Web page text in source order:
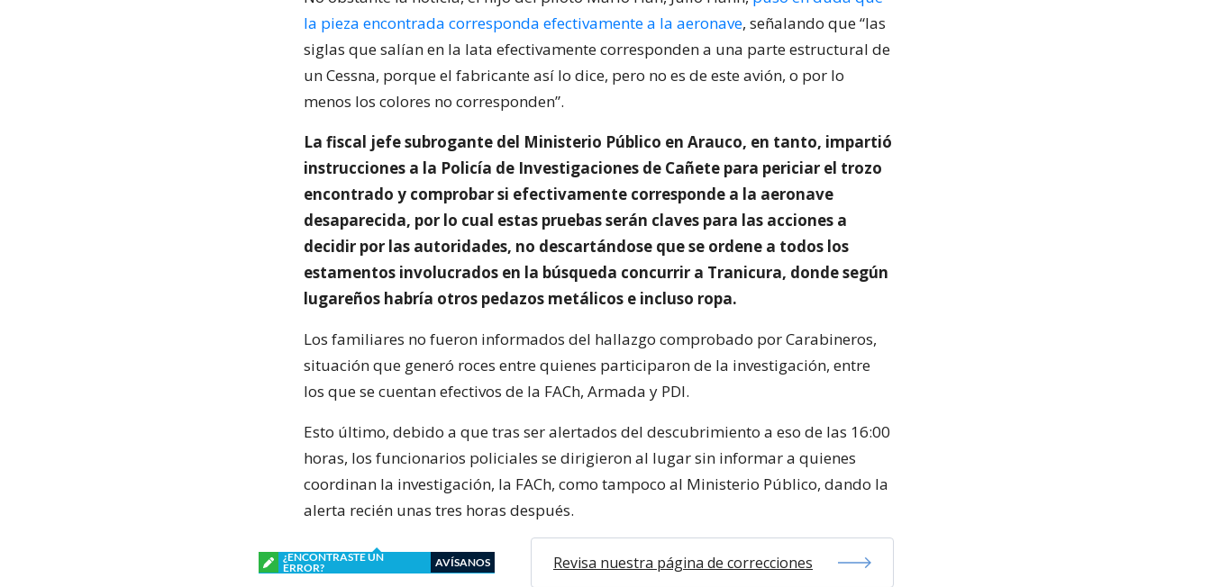
la pieza encontrada corresponda efectivamente a la aeronave, señalando que “las
siglas que salían en la lata efectivamente corresponden a una parte estructural de
un Cessna, porque el fabricante así lo dice, pero no es de este avión, o por lo
menos los colores no corresponden”.
La fiscal jefe subrogante del Ministerio Público en Arauco, en tanto, impartió
instrucciones a la Policía de Investigaciones de Cañete para periciar el trozo
encontrado y comprobar si efectivamente corresponde a la aeronave
desaparecida, por lo cual estas pruebas serán claves para las acciones a
decidir por las autoridades, no descartándose que se ordene a todos los
estamentos involucrados en la búsqueda concurrir a Tranicura, donde según
lugareños habría otros pedazos metálicos e incluso ropa.
Los familiares no fueron informados del hallazgo comprobado por Carabineros,
situación que generó roces entre quienes participaron de la investigación, entre
los que se cuentan efectivos de la FACh, Armada y PDI.
Esto último, debido a que tras ser alertados del descubrimiento a eso de las 16:00
horas, los funcionarios policiales se dirigieron al lugar sin informar a quienes
coordinan la investigación, la FACh, como tampoco al Ministerio Público, dando la
alerta recién unas tres horas después.
¿ENCONTRASTE UN
ERROR?
AVÍSANOS Revisa nuestra página de correcciones